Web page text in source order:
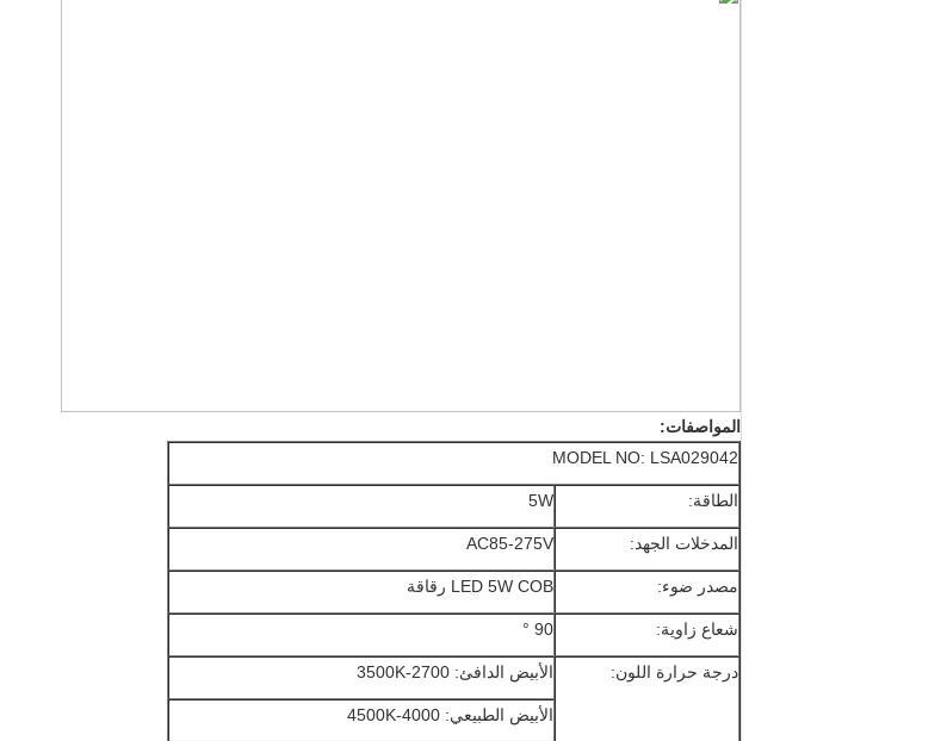
المواصفات:
MODEL NO: LSA029042
الطاقة: 5W
المدخلات الجهد: AC85-275V
مصدر ضوء: LED 5W COB رقاقة
شعاع زاوية: 90 °
درجة حرارة اللون: الأبيض الدافئ: 2700-3500K
الأبيض الطبيعي: 4000-4500K